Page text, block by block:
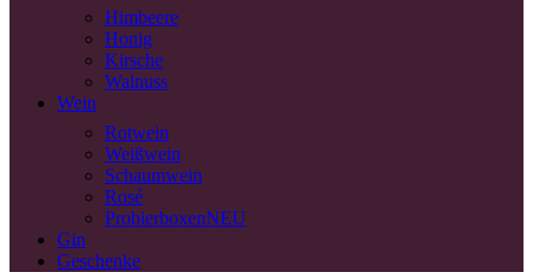
Himbeere
Honig
Kirsche
Walnuss
Wein
Rotwein
Weißwein
Schaumwein
Rosé
ProbierboxenNEU
Gin
Geschenke